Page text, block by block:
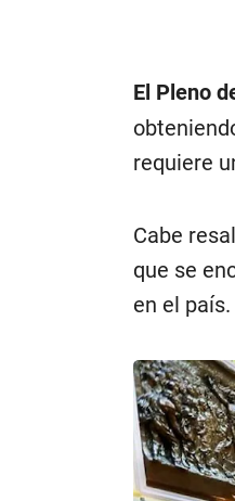
El Pleno
requiere
Cabe
que se
en el país.